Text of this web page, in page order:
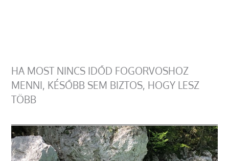
HA MOST NINCS IDŐD FOGORVOSHOZ
MENNI, KÉSŐBB SEM BIZTOS, HOGY LESZ
TÖBB